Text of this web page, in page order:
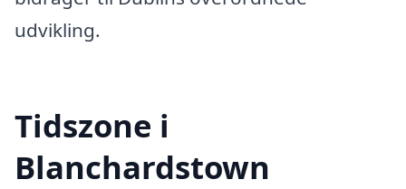
udvikling.
Tidszone i
Blanchardstown